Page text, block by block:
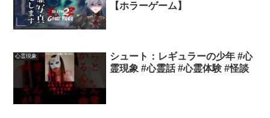
【ホラーゲーム】
心霊現象
シュート：レギュラーの少年 #心
霊現象 #心霊話 #心霊体験 #怪談